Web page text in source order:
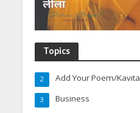
Topics
Add Your Poem/Kavita
2
Business
3